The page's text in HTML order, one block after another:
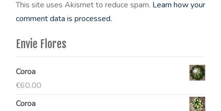
This site uses Akismet to reduce spam. Learn how your
comment data is processed.
Envie Flores
Coroa
€60.00
Coroa